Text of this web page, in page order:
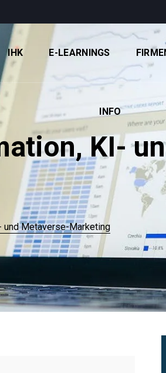
IHK E-LEARNINGS
INFO
KI-
und Metaverse-Marketing